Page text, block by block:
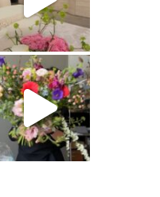
artishokflow